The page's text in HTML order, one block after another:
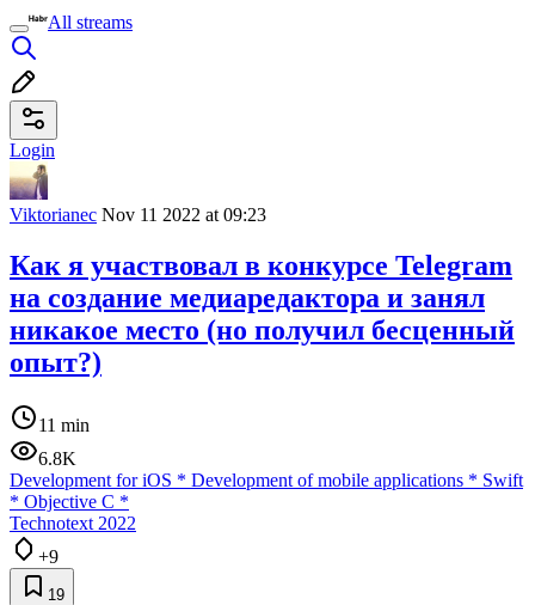
All streams
Login
Viktorianec Nov 11 2022 at 09:23
Как я участвовал в конкурсе Telegram
на создание медиаредактора и занял
никакое место (но получил бесценный
опыт?)
11 min
6.8K
Development for iOS * Development of mobile applications * Swift
* Objective C *
Technotext 2022
+9
19